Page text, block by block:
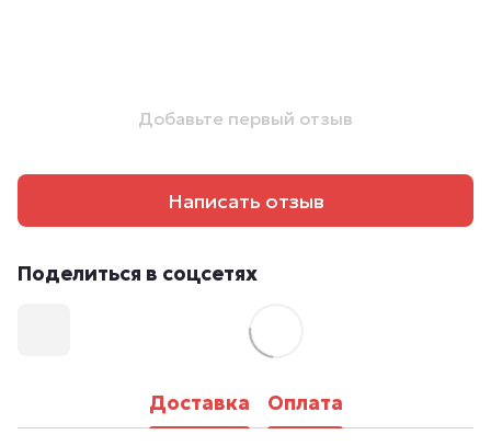
Добавьте первый отзыв
Написать отзыв
Поделиться в соцсетях
Доставка Оплата